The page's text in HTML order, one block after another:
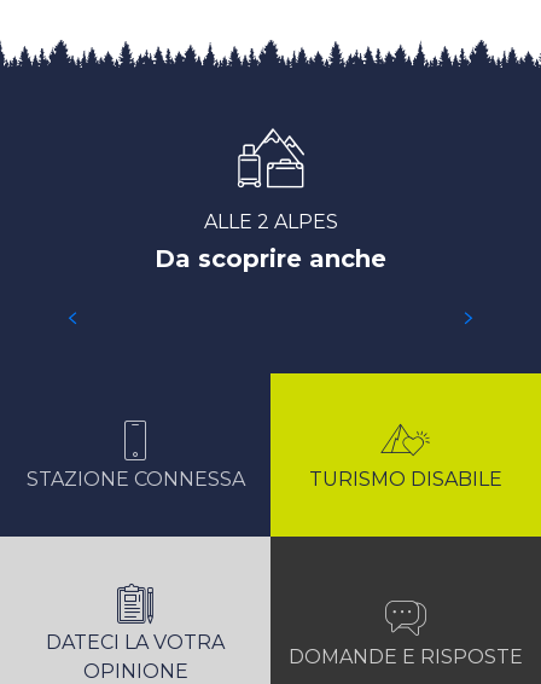
ALLE 2 ALPES
Da scoprire anche
STAZIONE CONNESSA TURISMO DISABILE
DATECI LA VOTRA
OPINIONE
DOMANDE E RISPOSTE